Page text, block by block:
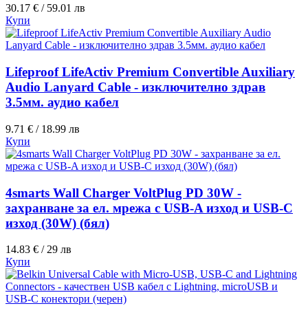
30.17 € / 59.01 лв
Купи
Lifeproof LifeActiv Premium Convertible Auxiliary
Audio Lanyard Cable - изключително здрав
3.5мм. аудио кабел
9.71 € / 18.99 лв
Купи
4smarts Wall Charger VoltPlug PD 30W -
захранване за ел. мрежа с USB-A изход и USB-C
изход (30W) (бял)
14.83 € / 29 лв
Купи